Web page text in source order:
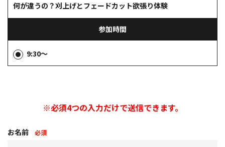
何が違うの？刈上げとフェードカット欲張り体験
参加時間
9:30～
※必須4つの入力だけで送信できます。
お名前 必須